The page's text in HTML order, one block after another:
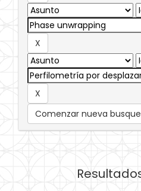
Comenzar nueva